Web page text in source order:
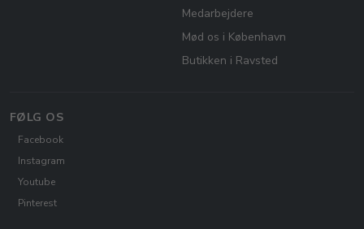
Medarbejdere
Mød os i København
Butikken i Ravsted
FØLG OS
Facebook
Instagram
Youtube
Pinterest